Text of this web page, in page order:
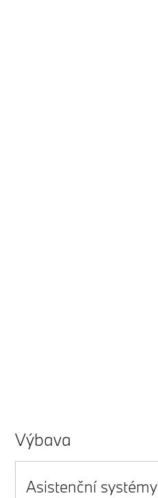
Výbava
Asistenční systémy